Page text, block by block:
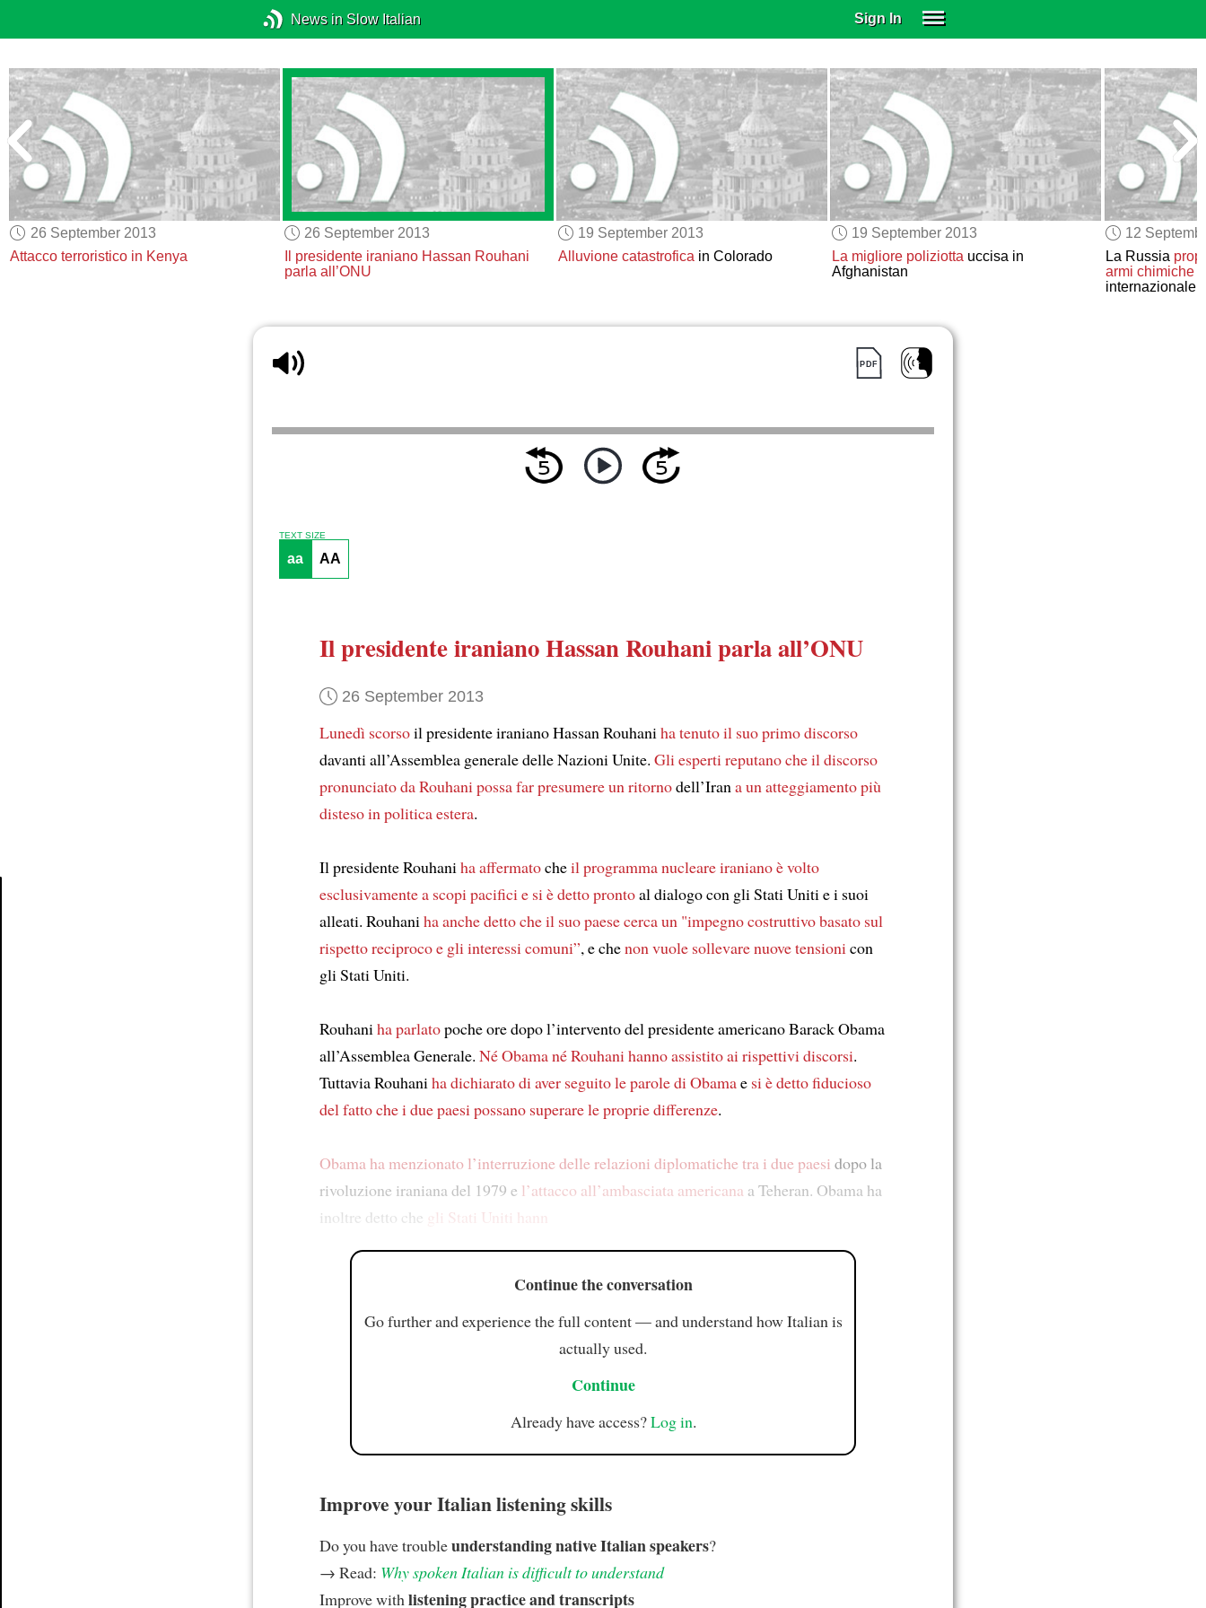
News in Slow Italian Sign In
SUBSCRIBE
EDUCATIONAL LICENSES
GIFT CARDS
OTHER LANGUAGES
ABOUT US
ALEXA
ADJUST COLORS
26 September 2013
Attacco terroristico in Kenya
26 September 2013
Il presidente iraniano Hassan Rouhani
parla all’ONU
19 September 2013
Alluvione catastroficain Colorado
19 September 2013
La migliore poliziottauccisa in
Afghanistan
12
La Russia
armi chimiche
internazionale
TEXT SIZE
aa AA
Il presidente iraniano Hassan Rouhani parla all’ONU
26 September 2013
Lunedì scorsoil presidente iraniano Hassan Rouhaniha tenuto il suo primo discorso
davanti all’Assemblea generale delle Nazioni Unite. Gli esperti reputano che il discorso
pronunciato da Rouhanipossa far presumere un ritornodell’Irana un atteggiamento più
disteso in politica estera.
Il presidente Rouhaniha affermatocheil programma nucleare iraniano è volto
esclusivamente a scopi pacificie si è detto prontoal dialogo con gli Stati Uniti e i suoi
alleati. Rouhaniha anche detto che il suo paese cercaun "impegno costruttivo basato sul
rispetto reciproco e gli interessi comuni”, e chenon vuole sollevare nuove tensionicon
gli Stati Uniti.
Rouhaniha parlatopoche ore dopo l’intervento del presidente americano Barack Obama
all’Assemblea Generale. Né Obama né Rouhani hanno assistito ai rispettivi discorsi.
Tuttavia Rouhaniha dichiarato di aver seguito le parole di Obamae si è detto fiducioso
del fatto che i due paesi possano superare le proprie differenze.
Obama ha menzionato l’interruzione delle relazioni diplomatiche tra i due paesi dopo la
rivoluzione iraniana del 1979 e l’attacco all’ambasciata americana a Teheran. Obama ha
inoltre detto che gli Stati Uniti hann
Continue the conversation
Go further and experience the full content — and understand how Italian is
actually used.
Continue
Already have access?Log in.
Improve your Italian listening skills
Do you have troubleunderstanding native Italian speakers?
→ Read: Why spoken Italian is difficult to understand
Improve withlistening practice and transcripts